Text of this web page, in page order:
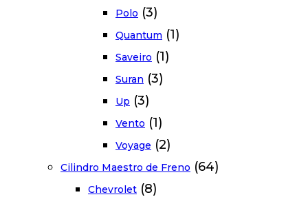
Polo (3)
Quantum (1)
Saveiro (1)
Suran (3)
Up (3)
Vento (1)
Voyage (2)
Cilindro Maestro de Freno (64)
Chevrolet (8)